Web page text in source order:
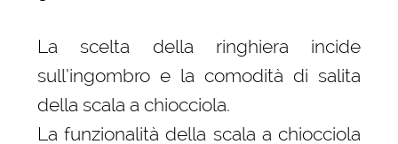
La scelta della ringhiera incide
sull’ingombro e la comodità di salita
della scala a chiocciola.
La funzionalità della scala a chiocciola